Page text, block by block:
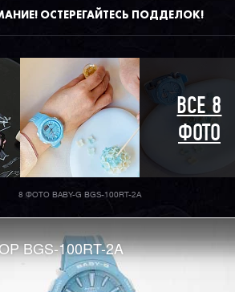
ОСТЕРЕГАЙТЕСЬ ПОДДЕЛОК!
ВСЕ 8
ФОТО
8 ФОТО BABY-G BGS-100RT-2A
BGS-100RT-2A